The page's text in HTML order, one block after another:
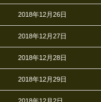
2018年12月26日
2018年12月27日
2018年12月28日
2018年12月29日